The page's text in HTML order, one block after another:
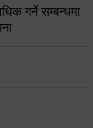
गर्ने सम्बन्धमा